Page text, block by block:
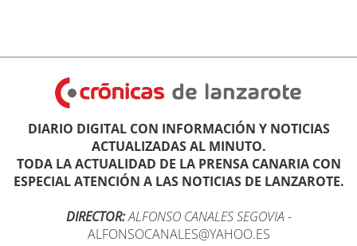
DIARIO DIGITAL CON INFORMACIÓN Y NOTICIAS
ACTUALIZADAS AL MINUTO.
TODA LA ACTUALIDAD DE LA PRENSA CANARIA CON
ESPECIAL ATENCIÓN A LAS NOTICIAS DE LANZAROTE.
DIRECTOR:ALFONSO CANALES SEGOVIA -
ALFONSOCANALES@YAHOO.ES